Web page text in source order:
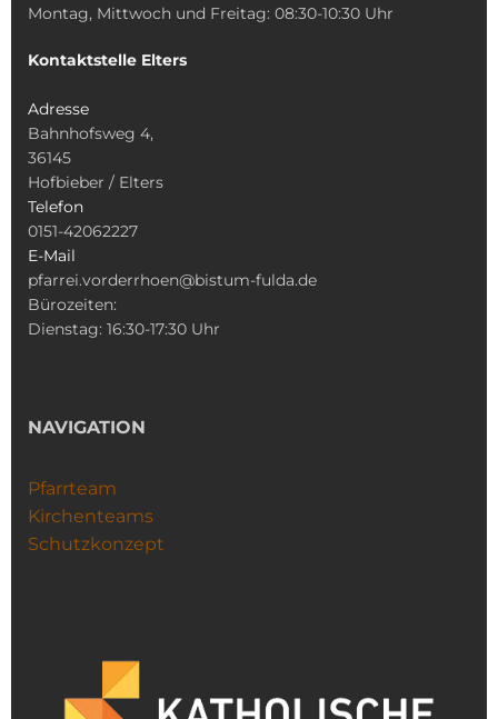
Montag, Mittwoch und Freitag: 08:30-10:30 Uhr
Kontaktstelle Elters
Adresse
Bahnhofsweg 4,
36145
Hofbieber / Elters
Telefon
0151-42062227
E-Mail
pfarrei.vorderrhoen@bistum-fulda.de
Bürozeiten:
Dienstag: 16:30-17:30 Uhr
NAVIGATION
Pfarrteam
Kirchenteams
Schutzkonzept